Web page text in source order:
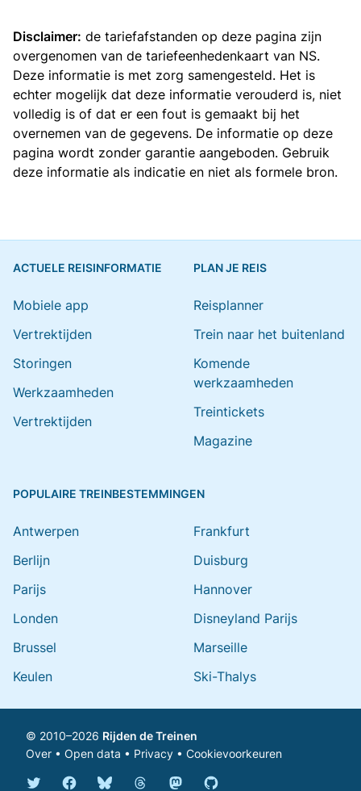
Disclaimer: de tariefafstanden op deze pagina zijn
overgenomen van de tariefeenhedenkaart van NS.
Deze informatie is met zorg samengesteld. Het is
echter mogelijk dat deze informatie verouderd is, niet
volledig is of dat er een fout is gemaakt bij het
overnemen van de gegevens. De informatie op deze
pagina wordt zonder garantie aangeboden. Gebruik
deze informatie als indicatie en niet als formele bron.
ACTUELE REISINFORMATIE
Mobiele app
Vertrektijden
Storingen
Werkzaamheden
Vertrektijden
PLAN JE REIS
Reisplanner
Trein naar het buitenland
Komende
werkzaamheden
Treintickets
Magazine
POPULAIRE TREINBESTEMMINGEN
Antwerpen
Berlijn
Parijs
Londen
Brussel
Keulen
Frankfurt
Duisburg
Hannover
Disneyland Parijs
Marseille
Ski-Thalys
© 2010–2026 Rijden de Treinen
Over • Open data • Privacy • Cookievoorkeuren